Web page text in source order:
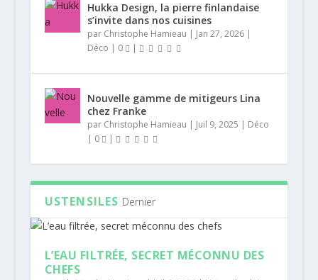
Hukka Design, la pierre finlandaise
s’invite dans nos cuisines
par Christophe Hamieau | Jan 27, 2026|
Déco | 0 |
Nouvelle gamme de mitigeurs Lina
chez Franke
par Christophe Hamieau | Juil 9, 2025 | Déco
| 0 |
USTENSILES Dernier
L’EAU FILTRÉE, SECRET MÉCONNU DES
CHEFS